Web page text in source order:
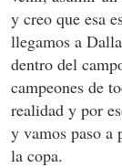
y creo que esa
llegamos a
dentro del
campeones de
realidad y por
y vamos paso a
la copa.